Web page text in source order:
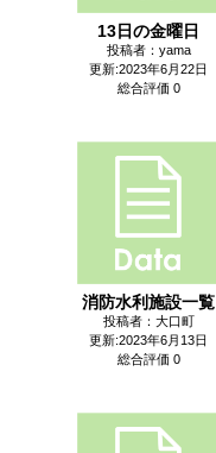
13日の金曜日
投稿者：yama
更新:2023年6月22日
総合評価 0
消防水利施設一覧
投稿者：大口町
更新:2023年6月13日
総合評価 0